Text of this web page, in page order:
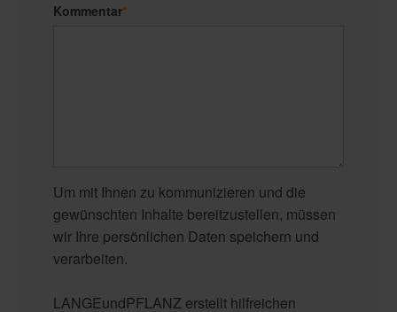
Kommentar*
Um mit Ihnen zu kommunizieren und die
gewünschten Inhalte bereitzustellen, müssen
wir Ihre persönlichen Daten speichern und
verarbeiten.
LANGEundPFLANZ erstellt hilfreichen